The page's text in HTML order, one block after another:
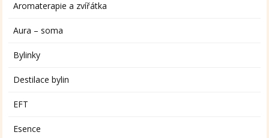
Aromaterapie a zvířátka
Aura – soma
Bylinky
Destilace bylin
EFT
Esence